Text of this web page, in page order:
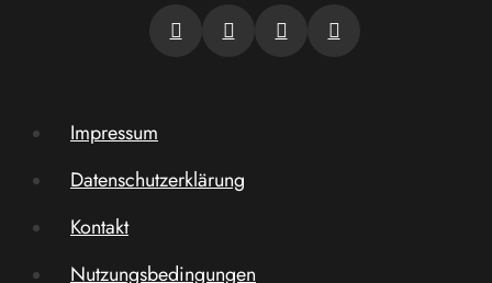
Impressum
Datenschutzerklärung
Kontakt
Nutzungsbedingungen